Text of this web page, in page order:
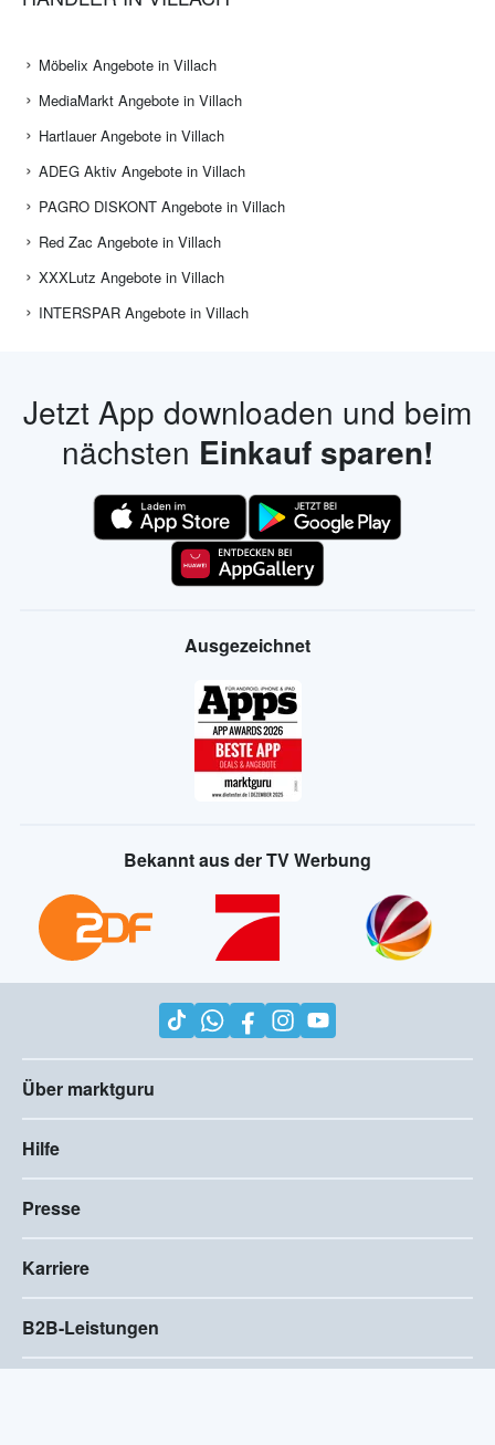
Möbelix Angebote in Villach
MediaMarkt Angebote in Villach
Hartlauer Angebote in Villach
ADEG Aktiv Angebote in Villach
PAGRO DISKONT Angebote in Villach
Red Zac Angebote in Villach
XXXLutz Angebote in Villach
INTERSPAR Angebote in Villach
Jetzt App downloaden und beim
nächsten Einkauf sparen!
Ausgezeichnet
Bekannt aus der TV Werbung
Über marktguru
Hilfe
Presse
Karriere
B2B-Leistungen